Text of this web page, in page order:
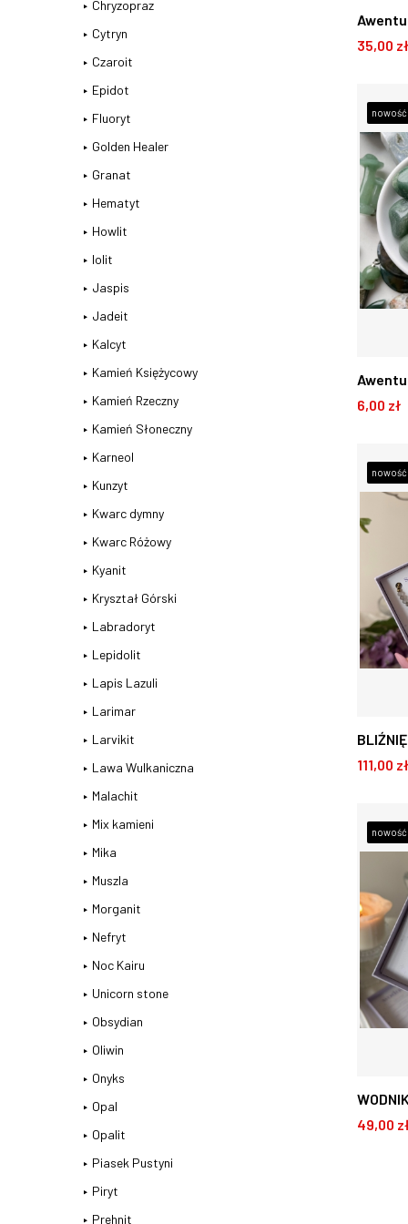
Chryzopraz
Cytryn
Czaroit
Epidot
Fluoryt
Golden Healer
Granat
Hematyt
Howlit
Iolit
Jaspis
Jadeit
Kalcyt
Kamień Księżycowy
Kamień Rzeczny
Kamień Słoneczny
Karneol
Kunzyt
Kwarc dymny
Kwarc Różowy
Kyanit
Kryształ Górski
Labradoryt
Lepidolit
Lapis Lazuli
Larimar
Larvikit
Lawa Wulkaniczna
Malachit
Mix kamieni
Mika
Muszla
Morganit
Nefryt
Noc Kairu
Unicorn stone
Obsydian
Oliwin
Onyks
Opal
Opalit
Piasek Pustyni
Piryt
Prehnit
35,00 zł
6,00 zł
nowość
21.05 -
111,00 zł
nowość
49,00
nowość